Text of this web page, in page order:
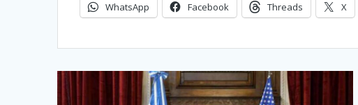
WhatsApp Facebook Threads X